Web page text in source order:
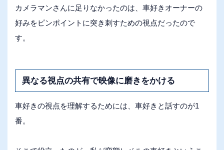
カメラマンさんに足りなかったのは、車好きオーナーの
好みをピンポイントに突き刺すための視点だったので
す。
異なる視点の共有で映像に磨きをかける
車好きの視点を理解するためには、車好きと話すのが1
番。